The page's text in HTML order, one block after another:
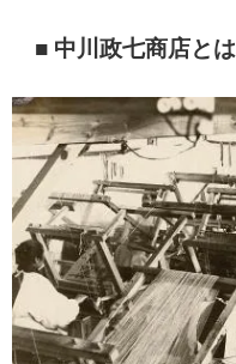
■ 中川政七商店とは